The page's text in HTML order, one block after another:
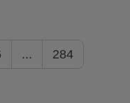
... 284